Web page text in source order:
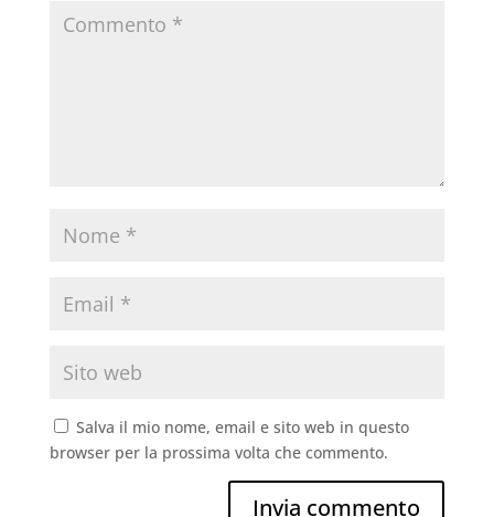
Salva il mio nome, email e sito web in questo
browser per la prossima volta che commento.